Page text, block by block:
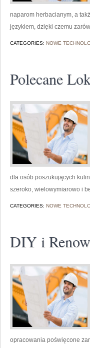
naparom herbacianym, a
językiem, dzięki czemu
CATEGORIES: NOWE
Polecane
dla osób poszukujących
szeroko, wielowymiarowo i
CATEGORIES: NOWE
DIY i
opracowania poświęcone